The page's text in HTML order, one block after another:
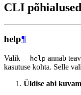
CLI põhialused
help¶
Valik --help annab
kasutuse kohta. Selle
Üldise abi